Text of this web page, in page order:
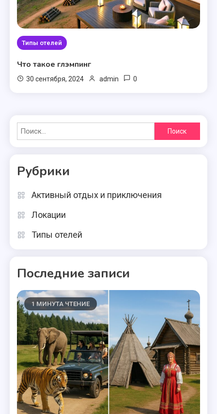
Типы отелей
Что такое глэмпинг
30 сентября, 2024 admin 0
Найти:
Рубрики
Активный отдых и приключения
Локации
Типы отелей
Последние записи
1 МИНУТА ЧТЕНИЕ